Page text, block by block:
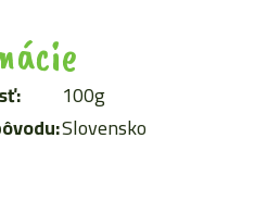
100g
Slovensko